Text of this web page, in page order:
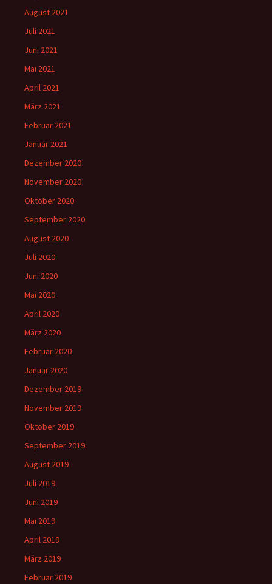
August 2021
Juli 2021
Juni 2021
Mai 2021
April 2021
März 2021
Februar 2021
Januar 2021
Dezember 2020
November 2020
Oktober 2020
September 2020
August 2020
Juli 2020
Juni 2020
Mai 2020
April 2020
März 2020
Februar 2020
Januar 2020
Dezember 2019
November 2019
Oktober 2019
September 2019
August 2019
Juli 2019
Juni 2019
Mai 2019
April 2019
März 2019
Februar 2019